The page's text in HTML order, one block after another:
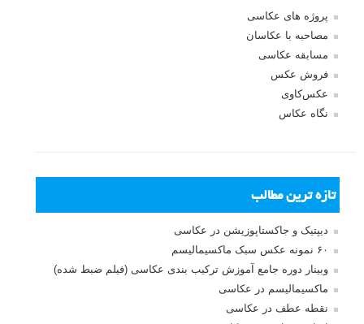
پروژه های عکاسی
مصاحبه با عکاسان
مسابقه عکاسی
فروش عکس
عکس‌کاوی
نگاه عکاس
تازه ترین مطالب
دیپتیک و جاکستا‌پوزیشن در عکاسی
۶۰ نمونه عکس سبک ماکسیمالیسم
وبینار دوره جامع آموزش ترکیب بندی عکاسی (فیلم ضبط شده)
ماکسیمالیسم در عکاسی
نقطه عطف در عکاسی